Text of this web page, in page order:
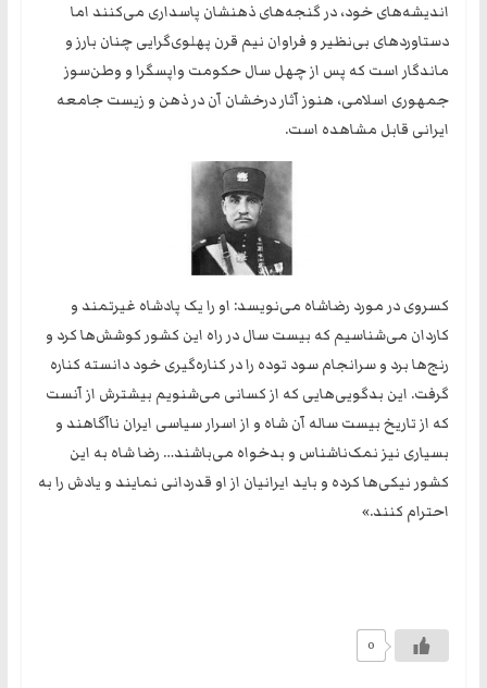
اندیشه‌های خود، در گنجه‌های ذهنشان پاسداری می‌کنند اما
دستاوردهای بی‌نظیر و فراوان نیم قرن پهلوی‌گرایی چنان بارز و
ماندگار است که پس از چهل سال حکومت واپسگرا و وطن‌سوز
جمهوری اسلامی، هنوز آثار درخشان آن در ذهن و زیست جامعه
ایرانی قابل مشاهده است.
کسروی در مورد رضاشاه می‌نویسد: او را یک پادشاه غیرتمند و
کاردان می‌شناسیم که بیست سال در راه این کشور کوشش‌ها کرد و
رنج‌ها برد و سرانجام سود توده را در کناره‌گیری خود دانسته کناره
گرفت. این بدگویی‌هایی که از کسانی می‌شنویم بیشترش از آنست
که از تاریخ بیست ساله آن شاه و از اسرار سیاسی ایران ناآگاهند و
بسیاری نیز نمک‌ناشناس و بدخواه می‌باشند… رضا شاه به این
کشور نیکی‌ها کرده و باید ایرانیان از او قدردانی نمایند و یادش را به
احترام کنند.»
0